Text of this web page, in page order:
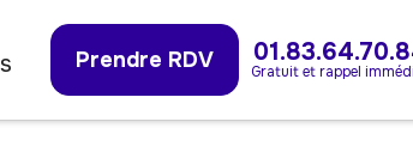
Prendre RDV Gratuit et rappel